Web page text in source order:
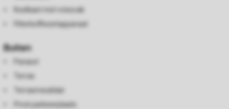
Koelkast met vriesvak
Filterkoffiezetapparaat
Buiten
Parasol
Terras
Terrasmeubilair
Privé parkeerplaats